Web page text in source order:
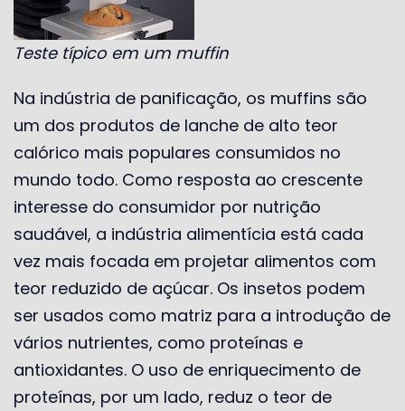
Teste típico em um muffin
Na indústria de panificação, os muffins são
um dos produtos de lanche de alto teor
calórico mais populares consumidos no
mundo todo. Como resposta ao crescente
interesse do consumidor por nutrição
saudável, a indústria alimentícia está cada
vez mais focada em projetar alimentos com
teor reduzido de açúcar. Os insetos podem
ser usados ​​como matriz para a introdução de
vários nutrientes, como proteínas e
antioxidantes. O uso de enriquecimento de
proteínas, por um lado, reduz o teor de